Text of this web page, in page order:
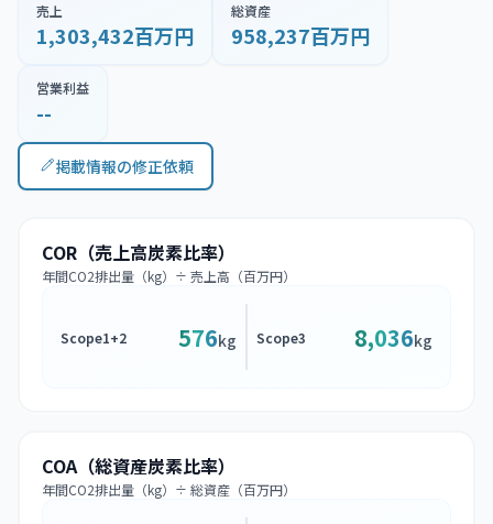
売上
1,303,432百万円
総資産
958,237百万円
営業利益
--
掲載情報の修正依頼
COR（売上高炭素比率）
年間CO2排出量（kg）÷ 売上高（百万円）
Scope1+2 576kg Scope3 8,036kg
COA（総資産炭素比率）
年間CO2排出量（kg）÷ 総資産（百万円）